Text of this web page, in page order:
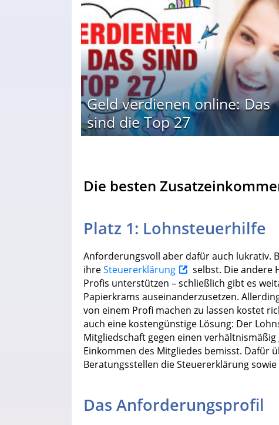
Geld verdienen online: Das
sind die Top 27
Die besten
Platz 1: Lohnsteuerhilfe
Anforderungsvoll aber dafür auch lukrativ.
ihreSteuererklärung
selbst. Die andere
Profis unterstützen – schließlich gibt es
Papierkrams auseinanderzusetzen.
von einem Profi machen zu lassen kostet
auch eine kostengünstige Lösung: Der
Mitgliedschaft gegen einen
Einkommen des Mitgliedes bemisst. Dafür
Beratungsstellen die Steuererklärung
Das Anforderungsprofil